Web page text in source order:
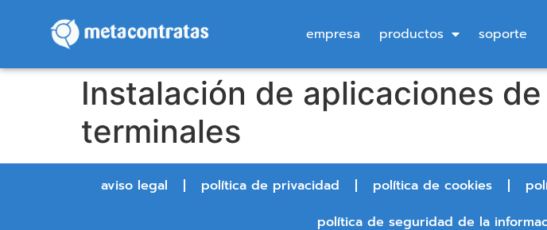
empresa productos soporte
Instalación de aplicaciones
terminales
aviso legal política de privacidad política de cookies
política de seguridad de la